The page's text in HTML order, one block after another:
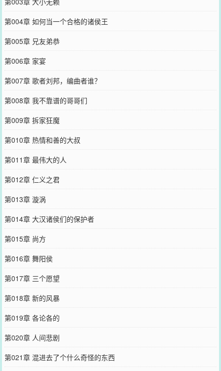
第004章 如何当一个合格的诸侯王
第005章 兄友弟恭
第006章 家宴
第007章 歌者刘邦，编曲者谁？
第008章 我不靠谱的哥哥们
第009章 拆家狂魔
第010章 热情和善的大叔
第011章 最伟大的人
第012章 仁义之君
第013章 漩涡
第014章 大汉诸侯们的保护者
第015章 尚方
第016章 舞阳侯
第017章 三个愿望
第018章 新的风暴
第019章 各论各的
第020章 人间悲剧
第021章 混进去了个什么奇怪的东西